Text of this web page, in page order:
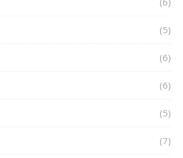
(5)
(6)
(6)
(5)
(7)